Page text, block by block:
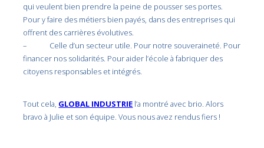
qui veulent bien prendre la peine de pousser ses portes.
Pour y faire des métiers bien payés, dans des entreprises qui
offrent des carrières évolutives.
– Celle d’un secteur utile. Pour notre souveraineté. Pour
financer nos solidarités. Pour aider l’école à fabriquer des
citoyens responsables et intégrés.
Tout cela, GLOBAL INDUSTRIE l’a montré avec brio. Alors
bravo à Julie et son équipe. Vous nous avez rendus fiers !